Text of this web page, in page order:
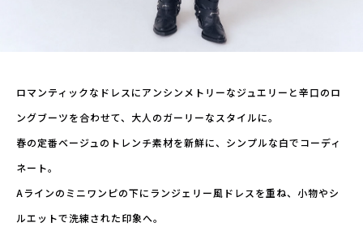
ロマンティックなドレスにアンシンメトリーなジュエリーと辛口のロ
ングブーツを合わせて、大人のガーリーなスタイルに。
春の定番ベージュのトレンチ素材を新鮮に、シンプルな白でコーディ
ネート。
Aラインのミニワンピの下にランジェリー風ドレスを重ね、小物やシ
ルエットで洗練された印象へ。